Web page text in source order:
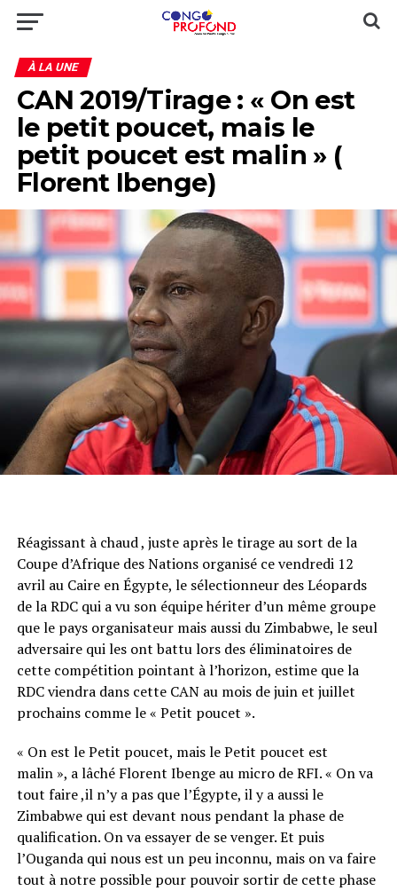
À LA UNE
CAN 2019/Tirage : « On est
le petit poucet, mais le
petit poucet est malin » (
Florent Ibenge)
Réagissant à chaud , juste après le tirage au sort de la
Coupe d’Afrique des Nations organisé ce vendredi 12
avril au Caire en Égypte, le sélectionneur des Léopards
de la RDC qui a vu son équipe hériter d’un même groupe
que le pays organisateur mais aussi du Zimbabwe, le seul
adversaire qui les ont battu lors des éliminatoires de
cette compétition pointant à l’horizon, estime que la
RDC viendra dans cette CAN au mois de juin et juillet
prochains comme le « Petit poucet ».
« On est le Petit poucet, mais le Petit poucet est
malin », a lâché Florent Ibenge au micro de RFI. « On va
tout faire ,il n’y a pas que l’Égypte, il y a aussi le
Zimbabwe qui est devant nous pendant la phase de
qualification. On va essayer de se venger. Et puis
l’Ouganda qui nous est un peu inconnu, mais on va faire
tout à notre possible pour pouvoir sortir de cette phase